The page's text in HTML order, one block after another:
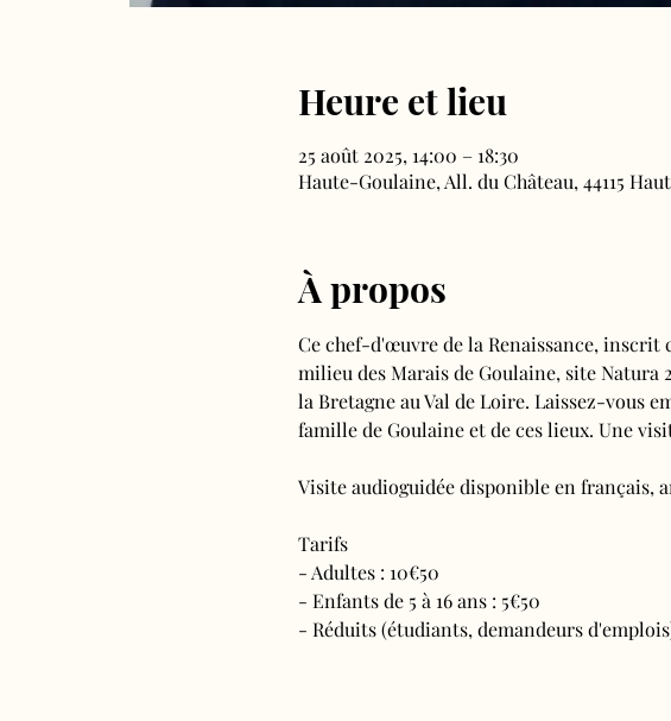
Heure et lieu
25 août 2025, 14:00 – 18:30
Haute-Goulaine, All. du Château, 44115
À propos
Ce chef-d'œuvre de la Renaissance, inscrit
milieu des Marais de Goulaine, site
la Bretagne au Val de Loire. Laissez-vous
famille de Goulaine et de ces lieux. Une
Visite audioguidée disponible en français,
Tarifs
- Adultes : 10€50
- Enfants de 5 à 16 ans : 5€50
- Réduits (étudiants, demandeurs